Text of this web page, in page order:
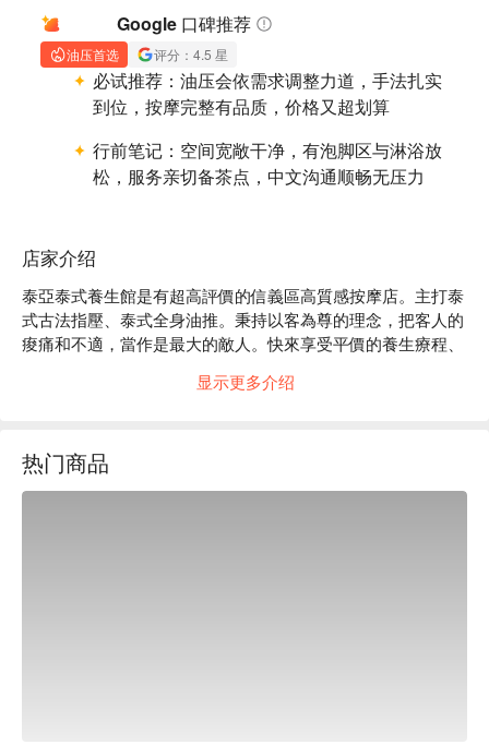
Google 口碑推荐
油压首选 评分：4.5 星
必试推荐： 油压会依需求调整力道，手法扎实
到位，按摩完整有品质，价格又超划算
行前笔记： 空间宽敞干净，有泡脚区与淋浴放
松，服务亲切备茶点，中文沟通顺畅无压力
店家介绍
泰亞泰式養生館是有超高評價的信義區高質感按摩店。主打泰
式古法指壓、泰式全身油推。秉持以客為尊的理念，把客人的
痠痛和不適，當作是最大的敵人。快來享受平價的養生療程、
泰亞評價：Google 4.7 星、平台 4.8 星好評
泰亞店內按摩師皆有 7 年以上的資歷，專業技術無庸置疑。
泰亞泰式養生館預約、泰亞泰式養生館價格、泰亞泰式養生館
显示更多介绍
热门商品